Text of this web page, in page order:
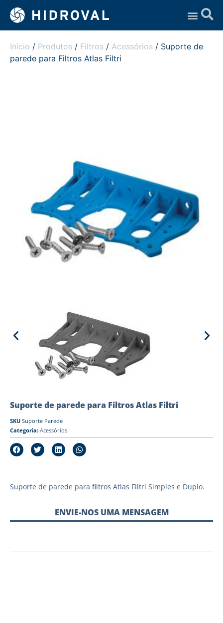
Início / Produtos / Filtros / Acessórios / Suporte de
parede para Filtros Atlas Filtri
Suporte de parede para Filtros Atlas Filtri
SKU Suporte Parede
Categoria: Acessórios
Suporte de parede para filtros Atlas Filtri Simples e Duplo.
ENVIE-NOS UMA MENSAGEM